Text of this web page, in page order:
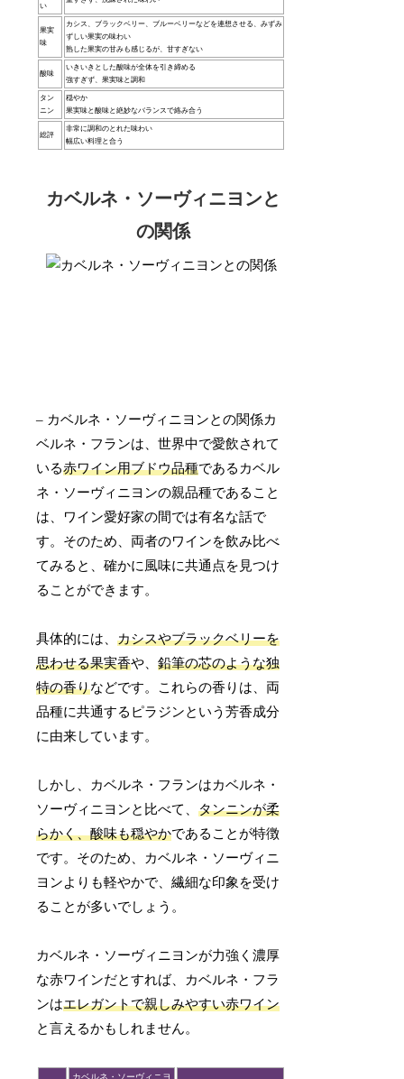
い
果実
味
カシス、ブラックベリー、ブルーベリーなどを連想させる、みずみ
ずしい果実の味わい
熟した果実の甘みも感じるが、甘すぎない
酸味
いきいきとした酸味が全体を引き締める
強すぎず、果実味と調和
タン
ニン
穏やか
果実味と酸味と絶妙なバランスで絡み合う
総評
非常に調和のとれた味わい
幅広い料理と合う
カベルネ・ソーヴィニヨンと
の関係
– カベルネ・ソーヴィニヨンとの関係カ
ベルネ・フランは、世界中で愛飲されて
いる赤ワイン用ブドウ品種であるカベル
ネ・ソーヴィニヨンの親品種であること
は、ワイン愛好家の間では有名な話で
す。そのため、両者のワインを飲み比べ
てみると、確かに風味に共通点を見つけ
ることができます。
具体的には、カシスやブラックベリーを
思わせる果実香や、鉛筆の芯のような独
特の香りなどです。これらの香りは、両
品種に共通するピラジンという芳香成分
に由来しています。
しかし、カベルネ・フランはカベルネ・
ソーヴィニヨンと比べて、タンニンが柔
らかく、酸味も穏やかであることが特徴
です。そのため、カベルネ・ソーヴィニ
ヨンよりも軽やかで、繊細な印象を受け
ることが多いでしょう。
カベルネ・ソーヴィニヨンが力強く濃厚
な赤ワインだとすれば、カベルネ・フラ
ンはエレガントで親しみやすい赤ワイン
と言えるかもしれません。
カベルネ・ソーヴィニヨ